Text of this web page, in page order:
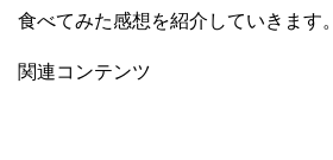
食べてみた感想を紹介していきます。
関連コンテンツ